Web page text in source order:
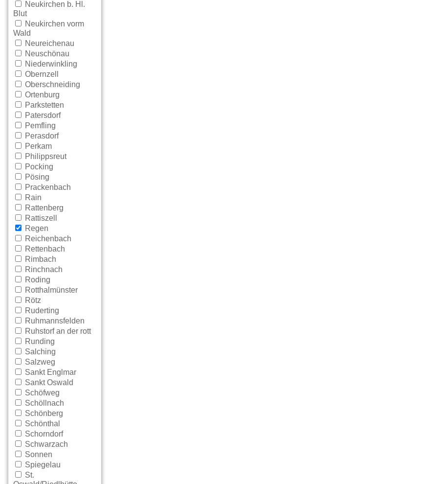
Neukirchen b. Hl.
Blut
Neukirchen vorm
Wald
Neureichenau
Neuschönau
Niederwinkling
Obernzell
Oberschneiding
Ortenburg
Parkstetten
Patersdorf
Pemfling
Perasdorf
Perkam
Philippsreut
Pocking
Pösing
Prackenbach
Rain
Rattenberg
Rattiszell
Regen
Reichenbach
Rettenbach
Rimbach
Rinchnach
Roding
Rotthalmünster
Rötz
Ruderting
Ruhmannsfelden
Ruhstorf an der rott
Runding
Salching
Salzweg
Sankt Englmar
Sankt Oswald
Schöfweg
Schöllnach
Schönberg
Schönthal
Schorndorf
Schwarzach
Sonnen
Spiegelau
St.